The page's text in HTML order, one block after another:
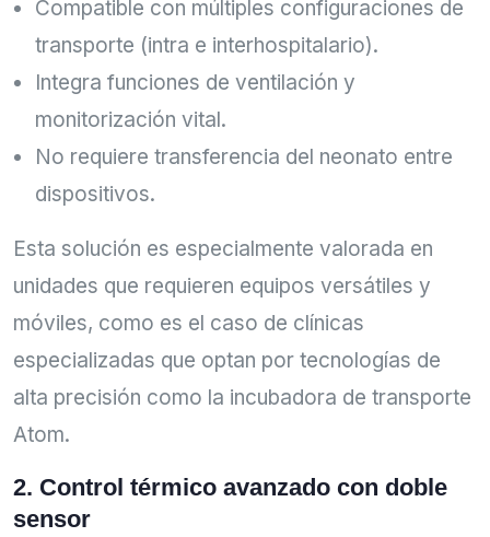
Compatible con múltiples configuraciones de
transporte (intra e interhospitalario).
Integra funciones de ventilación y
monitorización vital.
No requiere transferencia del neonato entre
dispositivos.
Esta solución es especialmente valorada en
unidades que requieren equipos versátiles y
móviles, como es el caso de clínicas
especializadas que optan por tecnologías de
alta precisión como la incubadora de transporte
Atom.
2. Control térmico avanzado con doble
sensor